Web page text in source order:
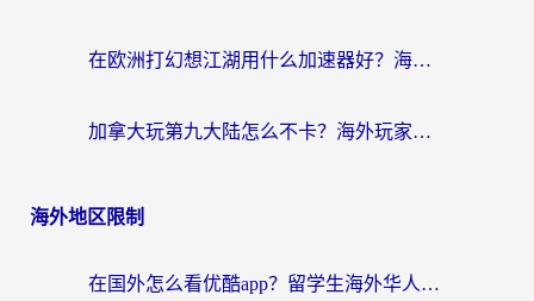
在欧洲打幻想江湖用什么加速器好？海外玩家国服游戏畅玩指南
加拿大玩第九大陆怎么不卡？海外玩家国服游戏加速全攻略（附足球世界萤火突击实测）
海外地区限制
在国外怎么看优酷app？留学生海外华人必看的无限制追剧指南